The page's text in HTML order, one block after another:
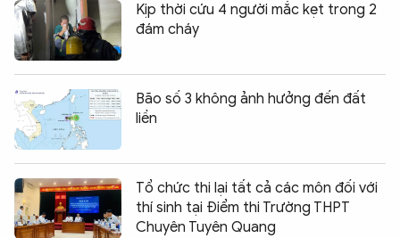
Kịp thời cứu 4 người mắc kẹt trong 2
đám cháy
Bão số 3 không ảnh hưởng đến đất
liền
Tổ chức thi lại tất cả các môn đối với
thí sinh tại Điểm thi Trường THPT
Chuyên Tuyên Quang